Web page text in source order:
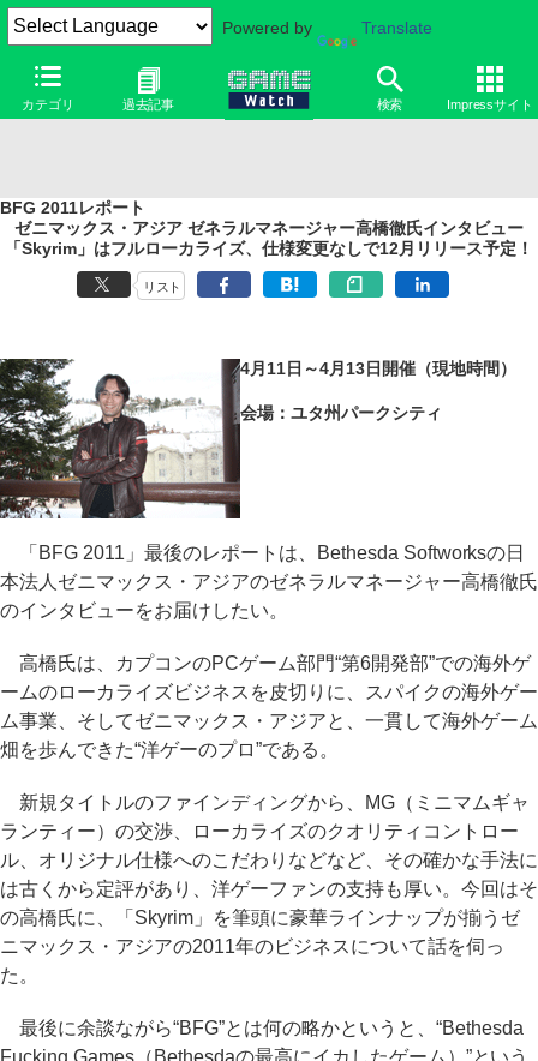
Powered by Translate
カテゴリ 過去記事 検索 Impressサイト
BFG 2011レポート
ゼニマックス・アジア ゼネラルマネージャー高橋徹氏インタビュー
「Skyrim」はフルローカライズ、仕様変更なしで12月リリース予定！
リスト
4月11日～4月13日開催（現地時間）
会場：ユタ州パークシティ
「BFG 2011」最後のレポートは、Bethesda Softworksの日
本法人ゼニマックス・アジアのゼネラルマネージャー高橋徹氏
のインタビューをお届けしたい。
高橋氏は、カプコンのPCゲーム部門“第6開発部”での海外ゲ
ームのローカライズビジネスを皮切りに、スパイクの海外ゲー
ム事業、そしてゼニマックス・アジアと、一貫して海外ゲーム
畑を歩んできた“洋ゲーのプロ”である。
新規タイトルのファインディングから、MG（ミニマムギャ
ランティー）の交渉、ローカライズのクオリティコントロー
ル、オリジナル仕様へのこだわりなどなど、その確かな手法に
は古くから定評があり、洋ゲーファンの支持も厚い。今回はそ
の高橋氏に、「Skyrim」を筆頭に豪華ラインナップが揃うゼ
ニマックス・アジアの2011年のビジネスについて話を伺っ
た。
最後に余談ながら“BFG”とは何の略かというと、“Bethesda
Fucking Games（Bethesdaの最高にイカしたゲーム）”という